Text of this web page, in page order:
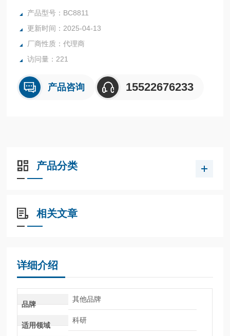
产品规格：125排/包 10包/箱；
产品型号：BC8811
更新时间：2025-04-13
厂商性质：代理商
访问量：221
产品咨询 15522676233
产品分类
相关文章
详细介绍
品牌
其他品牌
适用领域
科研